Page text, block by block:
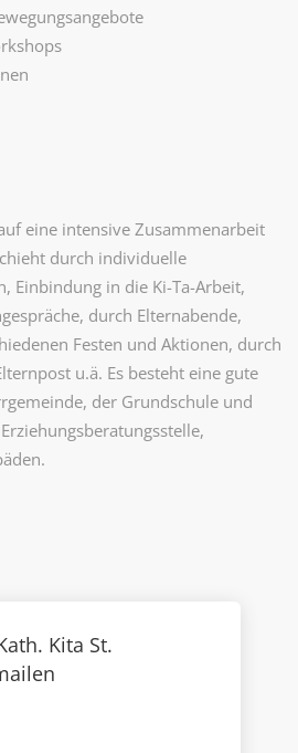
eine intensive Zusammenarbeit
durch individuelle
Einbindung in die Ki-Ta-Arbeit,
durch Elternabende,
Festen und Aktionen, durch
u.ä. Es besteht eine gute
der Grundschule und
Kita St.